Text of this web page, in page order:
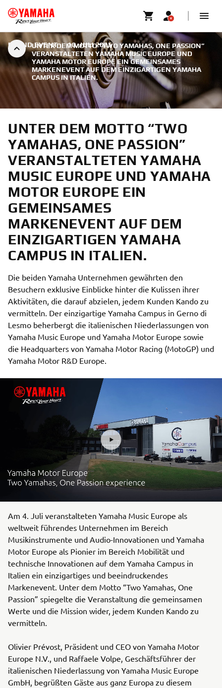
UNTER DEM MOTTO “TWO YAMAHAS, ONE PASSION”
VERANSTALTETEN YAMAHA MUSIC EUROPE UND
YAMAHA MOTOR EUROPE EIN GEMEINSAMES
MARKENEVENT AUF DEM EINZIGARTIGEN YAMAHA
CAMPUS IN ITALIEN.
BRAND EVENT | 10. JULI 2025
UNTER DEM MOTTO “TWO
YAMAHAS, ONE PASSION”
VERANSTALTETEN YAMAHA
MUSIC EUROPE UND YAMAHA
MOTOR EUROPE EIN
GEMEINSAMES
MARKENEVENT AUF DEM
EINZIGARTIGEN YAMAHA
CAMPUS IN ITALIEN.
Die beiden Yamaha Unternehmen gewährten den
Besuchern exklusive Einblicke hinter die Kulissen ihrer
Aktivitäten, die darauf abzielen, jedem Kunden Kando zu
vermitteln. Der einzigartige Yamaha Campus in Gerno di
Lesmo beherbergt die italienischen Niederlassungen von
Yamaha Music Europe und Yamaha Motor Europe sowie
die Headquarters von Yamaha Motor Racing (MotoGP) und
Yamaha Motor R&D Europe.
Am 4. Juli veranstalteten Yamaha Music Europe als
weltweit führendes Unternehmen im Bereich
Musikinstrumente und Audio-Innovationen und Yamaha
Motor Europe als Pionier im Bereich Mobilität und
technische Innovationen auf dem Yamaha Campus in
Italien ein einzigartiges und beeindruckendes
Markenevent. Unter dem Motto “Two Yamahas, One
Passion” spiegelte die Veranstaltung die gemeinsamen
Werte und die Mission wider, jedem Kunden Kando zu
vermitteln.
Olivier Prévost, Präsident und CEO von Yamaha Motor
Europe N.V., und Raffaele Volpe, Geschäftsführer der
italienischen Niederlassung von Yamaha Music Europe
GmbH, begrüßten Gäste aus ganz Europa zu diesem